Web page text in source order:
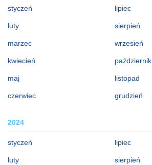
styczeń
luty
marzec
kwiecień
maj
czerwiec
lipiec
sierpień
wrzesień
październik
listopad
grudzień
2024
styczeń
luty
lipiec
sierpień